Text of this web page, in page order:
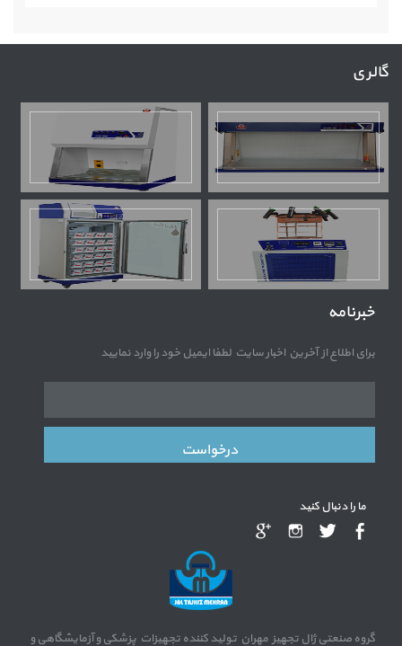
گالری
خبرنامه
برای اطلاع از آخرین اخبار سایت لطفا ایمیل خود را وارد نمایید
درخواست
ما را دنبال کنید
گروه صنعتی ژال تجهیز مهران تولید کننده تجهیزات پزشکی و آزمایشگاهی و